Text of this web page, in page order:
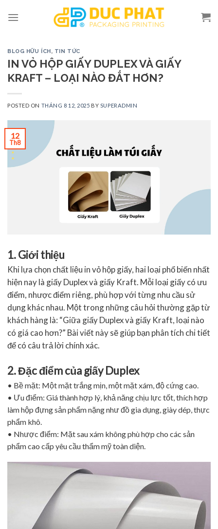
BLOG HỮU ÍCH, TIN TỨC
IN VỎ HỘP GIẤY DUPLEX VÀ GIẤY
KRAFT – LOẠI NÀO ĐẮT HƠN?
POSTED ON THÁNG 8 12, 2025 BY SUPERADMIN
12
Th8
1. Giới thiệu
Khi lựa chọn chất liệu in vỏ hộp giấy, hai loại phổ biến nhất
hiện nay là giấy Duplex và giấy Kraft. Mỗi loại giấy có ưu
điểm, nhược điểm riêng, phù hợp với từng nhu cầu sử
dụng khác nhau. Một trong những câu hỏi thường gặp từ
khách hàng là: “Giữa giấy Duplex và giấy Kraft, loại nào
có giá cao hơn?” Bài viết này sẽ giúp bạn phân tích chi tiết
để có câu trả lời chính xác.
2. Đặc điểm của giấy Duplex
• Bề mặt: Một mặt trắng mịn, một mặt xám, độ cứng cao.
• Ưu điểm: Giá thành hợp lý, khả năng chịu lực tốt, thích hợp
làm hộp đựng sản phẩm nặng như đồ gia dụng, giày dép, thực
phẩm khô.
• Nhược điểm: Mặt sau xám không phù hợp cho các sản
phẩm cao cấp yêu cầu thẩm mỹ toàn diện.